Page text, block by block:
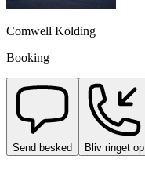
Comwell Kolding
Booking
Send besked Bliv ringet op